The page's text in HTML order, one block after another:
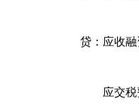
贷：应收融
应交税费